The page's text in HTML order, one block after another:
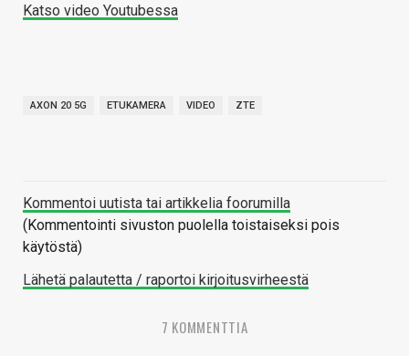
Katso video Youtubessa
AXON 20 5G ETUKAMERA VIDEO ZTE
Kommentoi uutista tai artikkelia foorumilla
(Kommentointi sivuston puolella toistaiseksi pois
käytöstä)
Lähetä palautetta / raportoi kirjoitusvirheestä
7 KOMMENTTIA